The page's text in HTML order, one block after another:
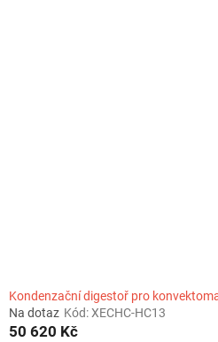
Kondenzační digestoř pro
Na dotaz Kód:XECHC-HC13
50 620 Kč